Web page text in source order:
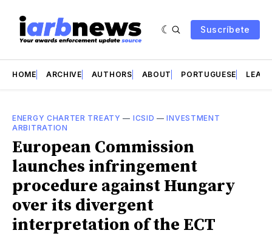
Suscríbete
HOME ARCHIVE AUTHORS ABOUT PORTUGUESE LEAD
ENERGY CHARTER TREATY — ICSID —INVESTMENT
ARBITRATION
European Commission
launches infringement
procedure against Hungary
over its divergent
interpretation of the ECT